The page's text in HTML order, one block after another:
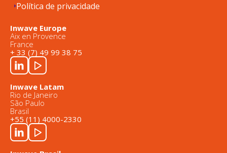
Política de privacidade
Inwave Europe
Aix en Provence
France
+ 33 (7) 49 99 38 75
Inwave Latam
Rio de Janeiro
São Paulo
Brasil
+55 (11) 4000-2330